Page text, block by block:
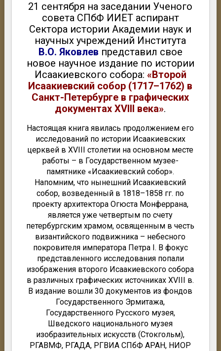
21 сентября на заседании Ученого
совета СПбФ ИИЕТ аспирант
Сектора истории Академии наук и
научных учреждений Института
В.О. Яковлев представил свое
новое научное издание по истории
Исаакиевского собора: «Второй
Исаакиевский собор (1717–1762) в
Санкт-Петербурге в графических
документах XVIII века».
Настоящая книга явилась продолжением его
исследований по истории Исаакиевских
церквей в XVIII столетии на основном месте
работы – в Государственном музее-
памятнике «Исаакиевский собор».
Напомним, что нынешний Исаакиевский
собор, возведенный в 1818–1858 гг. по
проекту архитектора Огюста Монферрана,
является уже четвертым по счету
петербургским храмом, освященным в честь
византийского подвижника – небесного
покровителя императора Петра I. В фокус
представленного исследования попали
изображения второго Исаакиевского собора
в различных графических источниках XVIII в.
В издание вошли 30 документов из фондов
Государственного Эрмитажа,
Государственного Русского музея,
Шведского национального музея
изобразительных искусств (Стокгольм),
РГАВМФ, РГАДА, РГВИА СПбФ АРАН, НИОР